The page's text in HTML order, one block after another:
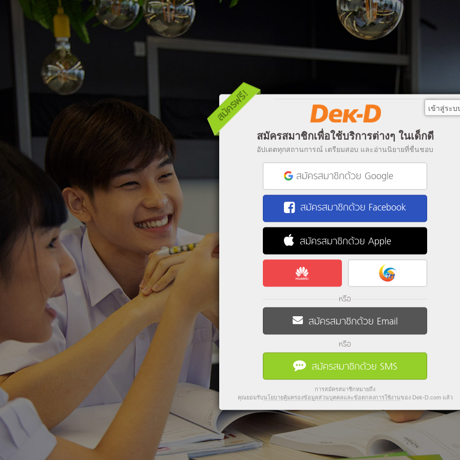
สมัครสมาชิกเพื่อใช้บริการต่างๆ ในเด็กดี
อัปเดตทุกสถานการณ์ เตรียมสอบ และอ่านนิยายที่ชื่นชอบ
สมัครสมาชิกด้วย Google
สมัครสมาชิกด้วย Facebook
สมัครสมาชิกด้วย Apple
หรือ
สมัครสมาชิกด้วย Email
หรือ
สมัครสมาชิกด้วย SMS
การสมัครสมาชิกหมายถึง
คุณยอมรับนโยบายคุ้มครองข้อมูลส่วนบุคคลและข้อตกลงการใช้งานของ Dek-D.com แล้ว
เข้าสู่ระบ